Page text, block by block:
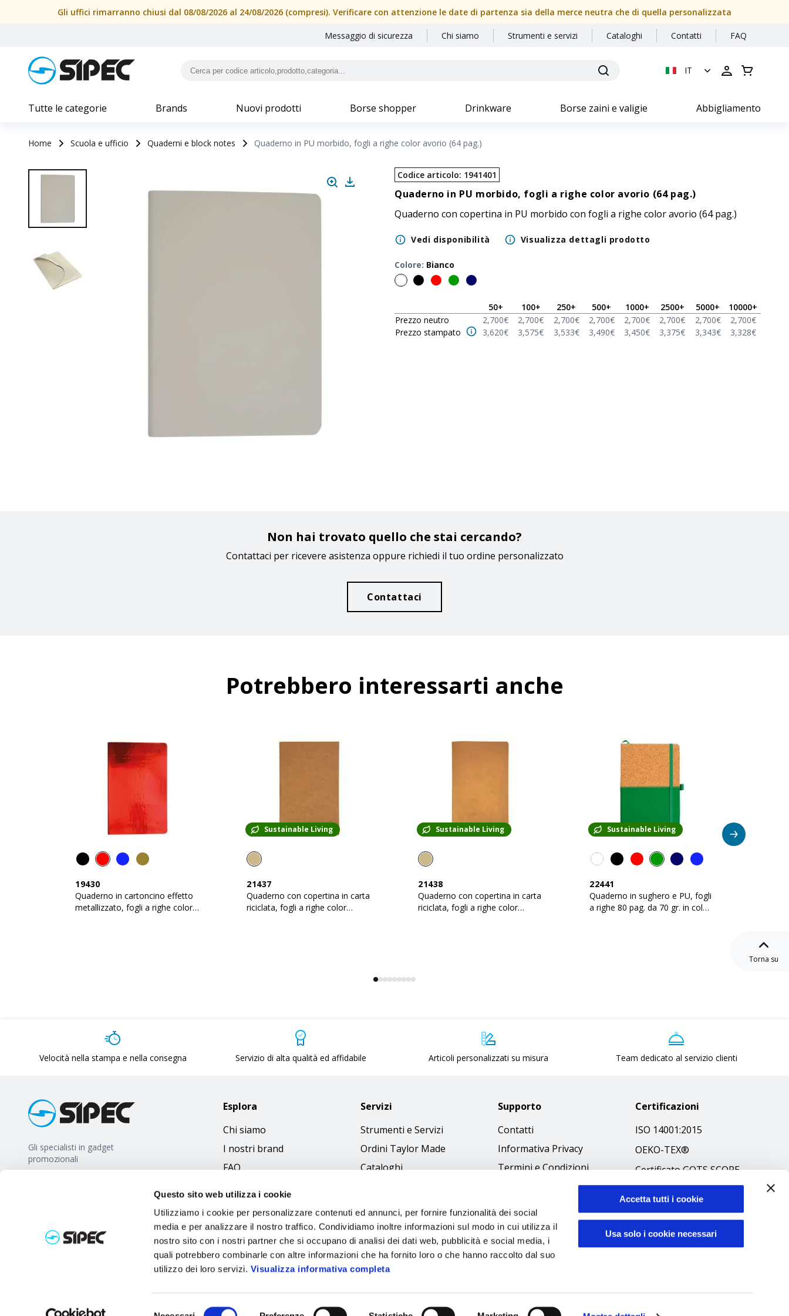
Questo sito web utilizza i cookie
Utilizziamo i cookie per personalizzare contenuti ed annunci, per fornire funzionalità dei social
media e per analizzare il nostro traffico. Condividiamo inoltre informazioni sul modo in cui utilizza il
nostro sito con i nostri partner che si occupano di analisi dei dati web, pubblicità e social media, i
quali potrebbero combinarle con altre informazioni che ha fornito loro o che hanno raccolto dal suo
utilizzo dei loro servizi. Visualizza informativa completa
Accetta tutti i cookie
Usa solo i cookie necessari
Gli uffici rimarranno chiusi dal 08/08/2026 al 24/08/2026 (compresi). Verificare con attenzione le date di partenza sia della merce neutra che di quella personalizzata
Messaggio di sicurezza Chi siamo Strumenti e servizi Cataloghi Contatti FAQ
IT
Tutte le categorie Brands Nuovi prodotti Borse shopper Drinkware Borse zaini e valigie Abbigliamento
Home Scuola e ufficio Quaderni e block notes Quaderno in PU morbido, fogli a righe color avorio (64 pag.)
Codice articolo: 1941401
Quaderno in PU morbido, fogli a righe color avorio (64 pag.)
Quaderno con copertina in PU morbido con fogli a righe color avorio (64 pag.)
Vedi disponibilità Visualizza dettagli prodotto
Colore: Bianco
50+ 100+ 250+ 500+ 1000+ 2500+ 5000+ 10000+
Prezzo neutro
2,700€ 2,700€ 2,700€ 2,700€ 2,700€ 2,700€ 2,700€ 2,700€
Prezzo stampato
3,620€ 3,575€ 3,533€ 3,490€ 3,450€ 3,375€ 3,343€ 3,328€
Non hai trovato quello che stai cercando?
Contattaci per ricevere asistenza oppure richiedi il tuo ordine personalizzato
Contattaci
Potrebbero interessarti anche
19430
Quaderno in cartoncino effetto
metallizzato, fogli a righe color
Sustainable Living
21437
Quaderno con copertina in carta
riciclata, fogli a righe color
Sustainable Living
21438
Quaderno con copertina in carta
riciclata, fogli a righe color
Sustainable Living
22441
Quaderno in sughero e PU, fogli
a righe 80 pag. da 70 gr. in color
Torna su
Velocità nella stampa e nella consegna Servizio di alta qualità ed affidabile Articoli personalizzati su misura Team dedicato al servizio clienti
Gli specialisti in gadget
promozionali
Esplora
Chi siamo
I nostri brand
FAQ
Servizi
Strumenti e Servizi
Ordini Taylor Made
Cataloghi
Supporto
Contatti
Informativa Privacy
Termini e Condizioni
Codice Etico
Certificazioni
ISO 14001:2015
OEKO-TEX®
Certificato GOTS SCOPE
Certificato GRS SCOPE
Politica Ambientale
Sicurezza prodotti